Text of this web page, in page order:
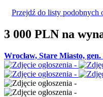
Przejdź do listy podobnych
3 000 PLN na
Wrocław, Stare Miasto,